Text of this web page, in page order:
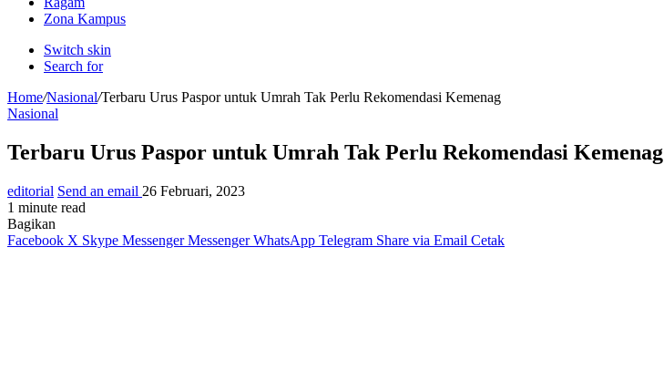
Zona Kampus
Switch skin
Search for
Home/Nasional/Terbaru Urus Paspor untuk Umrah Tak Perlu Rekomendasi Kemenag
Nasional
Terbaru Urus Paspor untuk Umrah Tak Perlu Rekomendasi Kemenag
editorial Send an email 26 Februari, 2023
1 minute read
Bagikan
Facebook X Skype Messenger Messenger WhatsApp Telegram Share via Email Cetak